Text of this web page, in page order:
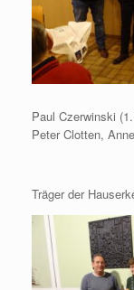
Paul Czerwinski
Peter Clotten,
Träger der